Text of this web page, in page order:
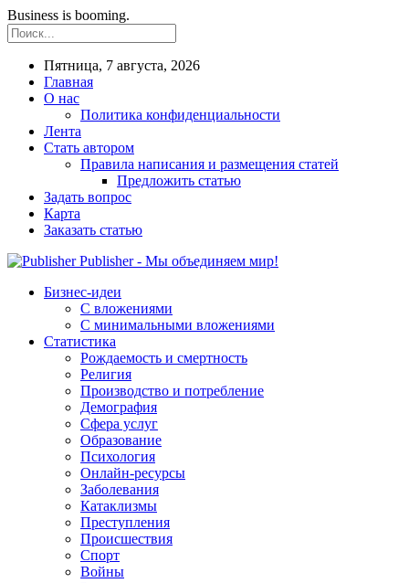
Business is booming.
Пятница, 7 августа, 2026
Главная
О нас
Политика конфиденциальности
Лента
Стать автором
Правила написания и размещения статей
Предложить статью
Задать вопрос
Карта
Заказать статью
Publisher - Мы объединяем мир!
Бизнес-идеи
С вложениями
С минимальными вложениями
Статистика
Рождаемость и смертность
Религия
Производство и потребление
Демография
Сфера услуг
Образование
Психология
Онлайн-ресурсы
Заболевания
Катаклизмы
Преступления
Происшествия
Спорт
Войны